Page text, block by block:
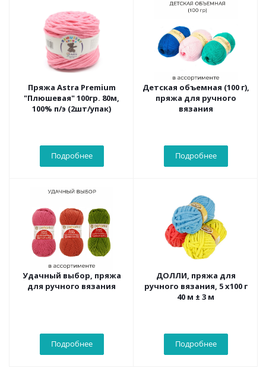
Пряжа Astra Premium
"Плюшевая" 100гр. 80м,
100% п/э (2шт/упак)
Подробнее
Детская объемная (100 г),
пряжа для ручного
вязания
Подробнее
Удачный выбор, пряжа
для ручного вязания
Подробнее
ДОЛЛИ, пряжа для
ручного вязания, 5 х100 г
40 м ± 3 м
Подробнее